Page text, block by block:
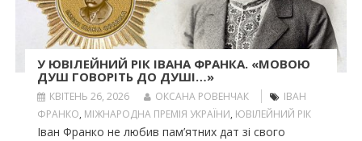
У ЮВІЛЕЙНИЙ РІК ІВАНА ФРАНКА. «МОВОЮ
ДУШ ГОВОРІТЬ ДО ДУШІ…»
КВІТЕНЬ 26, 2026 ОКСАНА РОВЕНЧАК
ІВАН
ФРАНКО, МІЖНАРОДНА ПРЕМІЯ УКРАЇНИ, ЮВІЛЕЙНИЙ РІК
Іван Франко не любив пам’ятних дат зі свого